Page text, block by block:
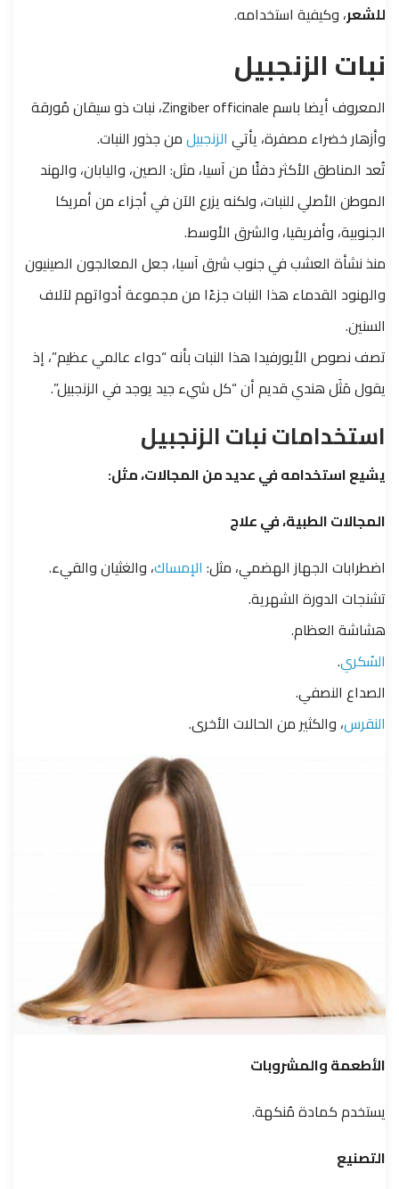
للشعر، وكيفية استخدامه.
نبات الزنجبيل
المعروف أيضا باسم Zingiber officinale، نبات ذو سيقان مُورقة
وأزهار خضراء مصفرة، يأتي الزنجبيلمن جذور النبات.
تُعد المناطق الأكثر دفئًا من آسيا، مثل: الصين، واليابان، والهند
الموطن الأصلي للنبات، ولكنه يزرع الآن في أجزاء من أمريكا
الجنوبية، وأفريقيا، والشرق الأوسط.
منذ نشأة العشب في جنوب شرق آسيا، جعل المعالجون الصينيون
والهنود القدماء هذا النبات جزءًا من مجموعة أدواتهم لآلاف
السنين.
تصف نصوص الأيورفيدا هذا النبات بأنه “دواء عالمي عظيم”، إذ
يقول مَثَل هندي قديم أن “كل شيء جيد يوجد في الزنجبيل”.
استخدامات نبات الزنجبيل
يشيع استخدامه في عديد من المجالات، مثل:
المجالات الطبية، في علاج
اضطرابات الجهاز الهضمي، مثل: الإمساك، والغثيان والقيء.
تشنجات الدورة الشهرية.
هشاشة العظام.
السُكري.
الصداع النصفي.
النقرس، والكثير من الحالات الأخرى.
الأطعمة والمشروبات
يستخدم كمادة مُنكهة.
التصنيع